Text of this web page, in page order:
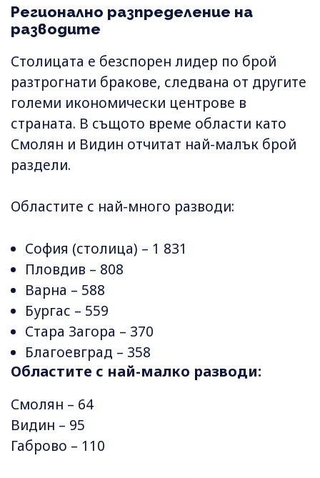
Регионално разпределение на
разводите
Столицата е безспорен лидер по брой
разтрогнати бракове, следвана от другите
големи икономически центрове в
страната. В същото време области като
Смолян и Видин отчитат най-малък брой
раздели.
Областите с най-много разводи:
София (столица) – 1 831
Пловдив – 808
Варна – 588
Бургас – 559
Стара Загора – 370
Благоевград – 358
Областите с най-малко разводи:
Смолян – 64
Видин – 95
Габрово – 110